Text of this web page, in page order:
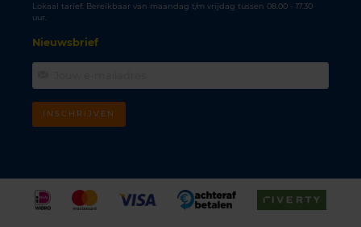
Lokaal tarief. Bereikbaar van maandag t/m vrijdag tussen 08.00 - 17.30
uur.
Nieuwsbrief
INSCHRIJVEN